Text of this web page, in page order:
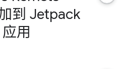
到 Jetpack
用